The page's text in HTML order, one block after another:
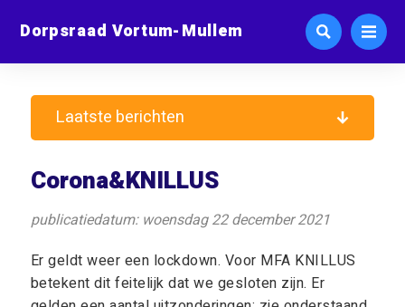
Dorpsraad Vortum-Mullem
Corona&KNILLUS
publicatiedatum: woensdag 22 december 2021
Er geldt weer een lockdown. Voor MFA KNILLUS
betekent dit feitelijk dat we gesloten zijn. Er
Laatste berichten